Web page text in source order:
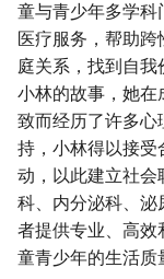
童与青少年多学科
医疗服务，帮助
庭关系，找到自
小林的故事，她在
致而经历了许多心
持，小林得以接受
动，以此建立社会
科、内分泌科、泌
者提供专业、高效
童青少年的生活质